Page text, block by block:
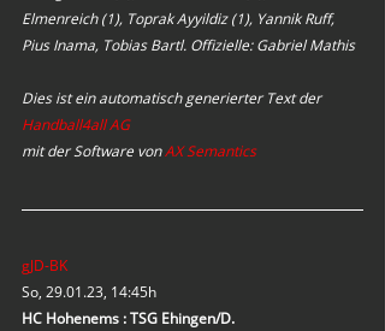
Elmenreich (1), Toprak Ayyildiz (1), Yannik Ruff,
Pius Inama, Tobias Bartl. Offizielle: Gabriel Mathis
Dies ist ein automatisch generierter Text der
Handball4all AG
mit der Software von AX Semantics
gJD-BK
So, 29.01.23, 14:45h
HC Hohenems : TSG Ehingen/D.